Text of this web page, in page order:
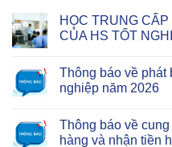
HỌC TRUNG
CỦA HS TỐT
Thông báo về phát
nghiệp năm 2026
Thông báo về
hàng và nhận tiền